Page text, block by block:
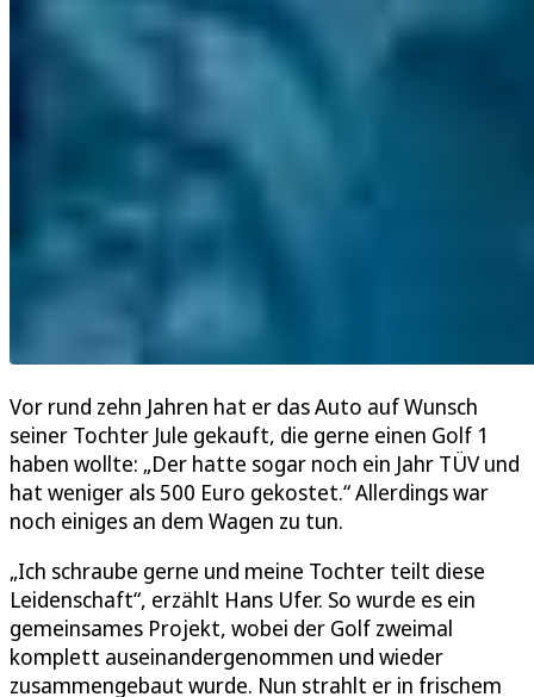
Vor rund zehn Jahren hat er das Auto auf Wunsch
seiner Tochter Jule gekauft, die gerne einen Golf 1
haben wollte: „Der hatte sogar noch ein Jahr TÜV und
hat weniger als 500 Euro gekostet.“ Allerdings war
noch einiges an dem Wagen zu tun.
„Ich schraube gerne und meine Tochter teilt diese
Leidenschaft“, erzählt Hans Ufer. So wurde es ein
gemeinsames Projekt, wobei der Golf zweimal
komplett auseinandergenommen und wieder
zusammengebaut wurde. Nun strahlt er in frischem